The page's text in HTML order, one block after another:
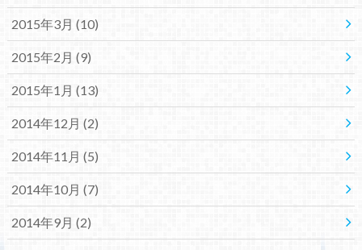
2015年3月 (10)
2015年2月 (9)
2015年1月 (13)
2014年12月 (2)
2014年11月 (5)
2014年10月 (7)
2014年9月 (2)